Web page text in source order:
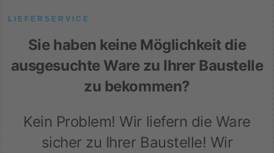
LIEFERSERVICE
Sie haben keine Möglichkeit die
ausgesuchte Ware zu Ihrer Baustelle
zu bekommen?
Kein Problem! Wir liefern die Ware
sicher zu Ihrer Baustelle! Wir